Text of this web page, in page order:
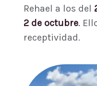
Rehael a los del
2 de octubre.
receptividad.